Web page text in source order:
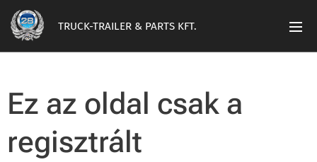
TRUCK-TRAILER & PARTS KFT.
Ez az oldal csak a
regisztrált